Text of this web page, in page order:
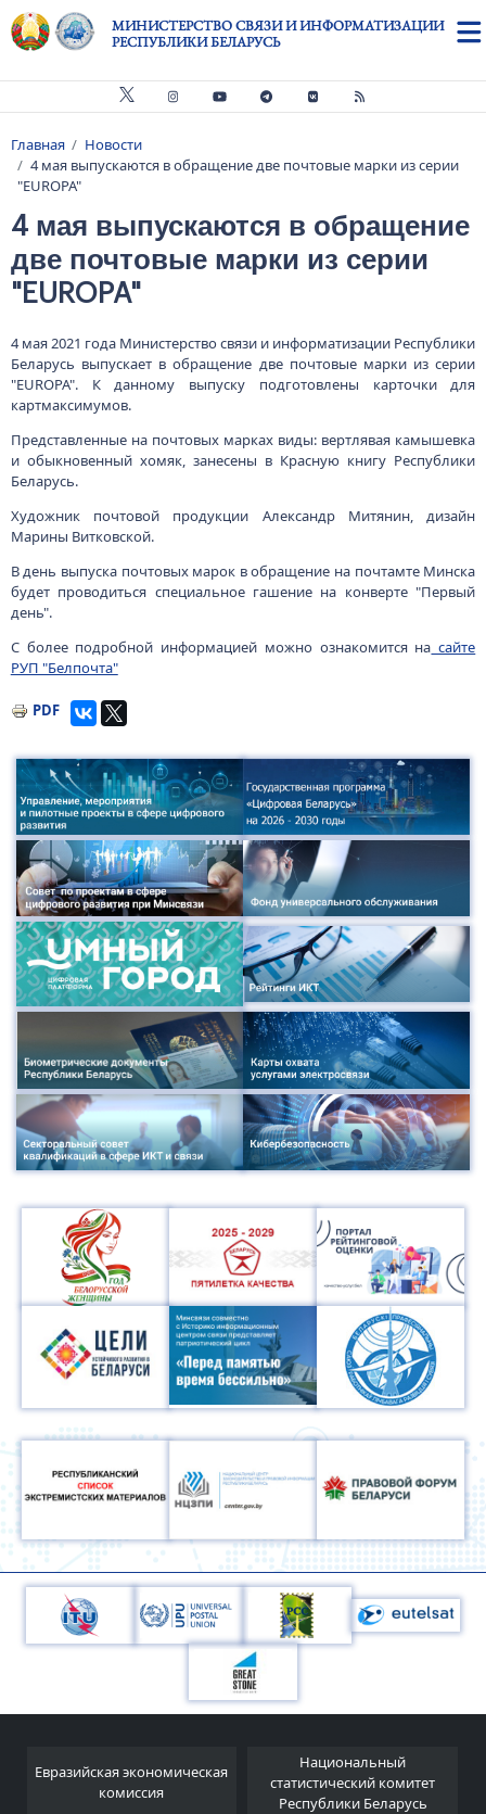
Перейти к основному содержанию
МИНИСТЕРСТВО СВЯЗИ И ИНФОРМАТИЗАЦИИ
РЕСПУБЛИКИ БЕЛАРУСЬ
Строка навигации
Главная
Новости
4 мая выпускаются в обращение две почтовые марки из серии
"EUROPA"
4 мая выпускаются в обращение
две почтовые марки из серии
"EUROPA"
4 мая 2021 года Министерство связи и информатизации Республики
Беларусь выпускает в обращение две почтовые марки из серии
"EUROPA". К данному выпуску подготовлены карточки для
картмаксимумов.
Представленные на почтовых марках виды: вертлявая камышевка
и обыкновенный хомяк, занесены в Красную книгу Республики
Беларусь.
Художник почтовой продукции Александр Митянин, дизайн
Марины Витковской.
В день выпуска почтовых марок в обращение на почтамте Минска
будет проводиться специальное гашение на конверте "Первый
день".
С более подробной информацией можно ознакомится на сайте
РУП "Белпочта"
PDF
Евразийская экономическая
комиссия
Национальный
статистический комитет
Республики Беларусь